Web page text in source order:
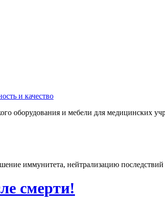
оборудования и мебели для медицинских
иммунитета, нейтрализацию
смерти!